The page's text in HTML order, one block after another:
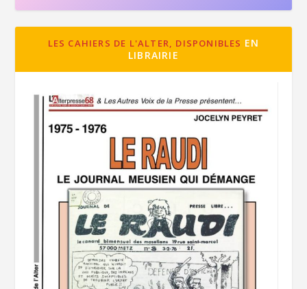
LES CAHIERS DE L'ALTER, DISPONIBLES EN
LIBRAIRIE